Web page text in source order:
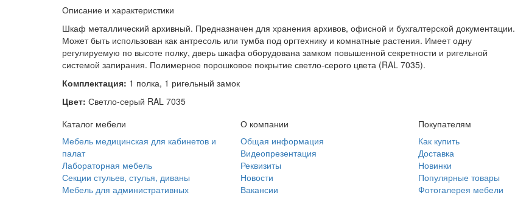
Описание и характеристики
Шкаф металлический архивный. Предназначен для хранения архивов, офисной и бухгалтерской документации.
Может быть использован как антресоль или тумба под оргтехнику и комнатные растения. Имеет одну
регулируемую по высоте полку, дверь шкафа оборудована замком повышенной секретности и ригельной
системой запирания. Полимерное порошковое покрытие светло-серого цвета (RAL 7035).
Комплектация: 1 полка, 1 ригельный замок
Цвет: Светло-серый RAL 7035
Каталог мебели
Мебель медицинская для кабинетов и
палат
Лабораторная мебель
Секции стульев, стулья, диваны
Мебель для административных
О компании
Общая информация
Видеопрезентация
Реквизиты
Новости
Вакансии
Покупателям
Как купить
Доставка
Новинки
Популярные товары
Фотогалерея мебели